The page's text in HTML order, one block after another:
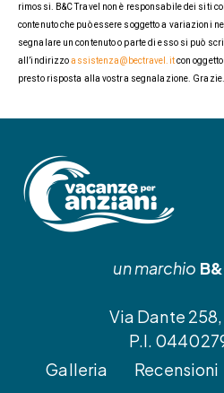
rimossi. B&C Travel non è responsabile dei siti
contenuto che può essere soggetto a variazioni
segnalare un contenuto o parte di esso si può
all’indirizzoassistenza@bectravel.itcon oggetto
presto risposta alla vostra segnalazione. Grazie.
un marchio
Via Dante
P.I.
Galleria
Recensioni